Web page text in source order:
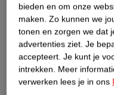
Etiketinformatie
Nature Impact Score
Dit
bieden en om onze
maken. Zo kunnen we
tonen en zorgen we dat
advertenties ziet. Je
accepteert. Je kunt je
intrekken. Meer
verwerken lees je in ons